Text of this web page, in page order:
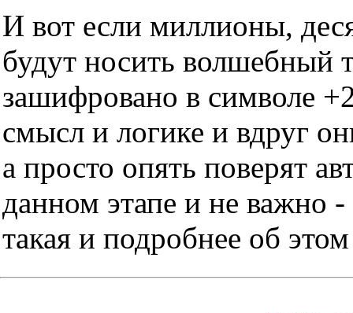
И вот если миллионы,
будут носить волшебный
зашифровано в символе
смысл и логике и вдруг
а просто опять поверят
данном этапе и не важно
такая и подробнее об